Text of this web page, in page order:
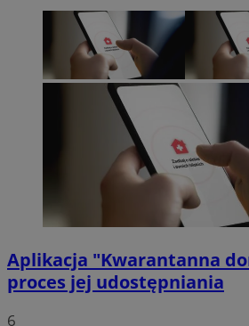
Aplikacja "Kwarantanna
proces jej udostępniania
6